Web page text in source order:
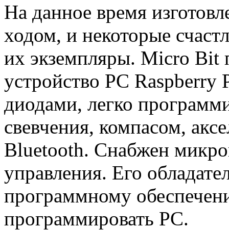
На данное время
ходом, и некоторые
их экземпляры. Micro Bit
устройство PC
диодами, легко
свевчения, компасом,
Bluetooth. Снабжен
управления. Его
программному
программировать РС.